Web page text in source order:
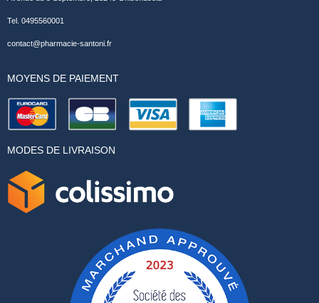
Tel. 0495560001
contact@pharmacie-santoni.fr
MOYENS DE PAIEMENT
MODES DE LIVRAISON